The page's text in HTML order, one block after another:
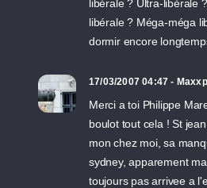
libérale ? Ultra-libérale
libérale ? Méga-méga
dormir encore
17/03/2007 04:47 - Maxxp
Merci a toi Philippe
boulot tout cela ! St
mon chez moi, sa
sydney, apparement
toujours pas arrivee a